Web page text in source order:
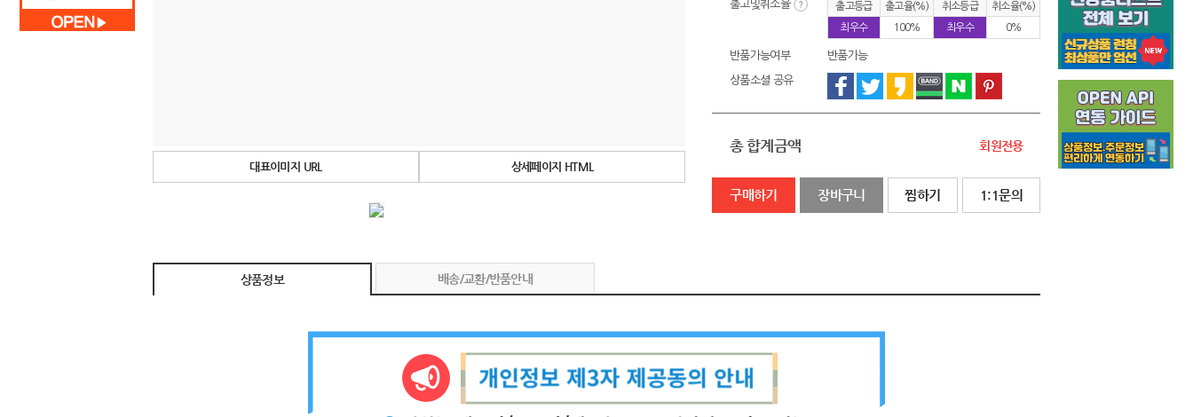
대표이미지 URL 상세페이지 HTML
출고및취소율 출고등급 출고율(%) 취소등급
취소율(%)
최우수
100% 최우수 0%
반품가능여부 반품가능
상품소셜 공유
총 합계금액 회원전용
구매하기 장바구니 찜하기 1:1문의
상품정보 배송/교환/반품안내